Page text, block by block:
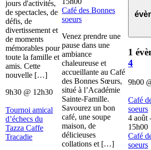
jours d'activités,
de spectacles, de
défis, de
divertissement et
de moments
mémorables pour
toute la famille et
amis. Cette
nouvelle […]
9h30 @ 12h30
Tournoi amical
d’échecs du
Tazza Caffe
Tracadie
Café des Bonnes
soeurs
Venez prendre une
pause dans une
ambiance
chaleureuse et
accueillante au Café
des Bonnes Sœurs,
situé à l’Académie
Sainte-Famille.
Savourez un bon
café, une soupe
maison, de
délicieuses
collations et […]
1
4
9h00
Café
soeurs
4 août
15h00
Café
soeurs